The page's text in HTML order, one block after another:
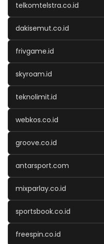
telkomtelstra.co.id
dakisemut.co.id
frivgame.id
skyroam.id
teknolimit.id
webkos.co.id
groove.co.id
antarsport.com
mixparlay.co.id
sportsbook.co.id
freespin.co.id